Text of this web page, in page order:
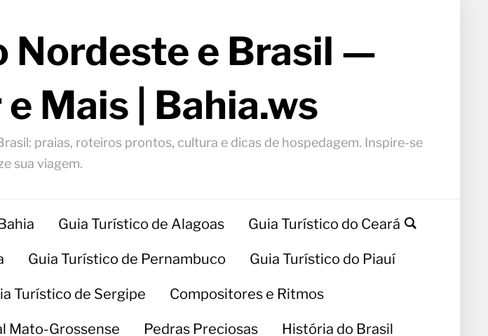
Nordeste e Brasil —
Mais | Bahia.ws
praias, roteiros prontos, cultura e dicas de hospedagem. Inspire-se
sua viagem.
Guia Turístico de Alagoas Guia Turístico do Ceará
Guia Turístico de Pernambuco Guia Turístico do Piauí
Turístico de Sergipe Compositores e Ritmos
Mato-Grossense Pedras Preciosas História do Brasil